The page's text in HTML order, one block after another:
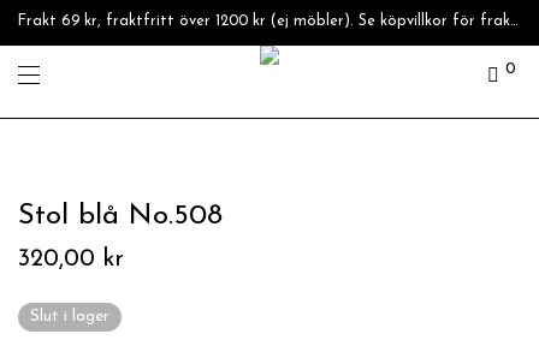
Frakt 69 kr, fraktfritt över 1200 kr (ej möbler). Se köpvillkor för fraktpriser.
0
Stol blå No.508
320,00 kr
Slut i lager